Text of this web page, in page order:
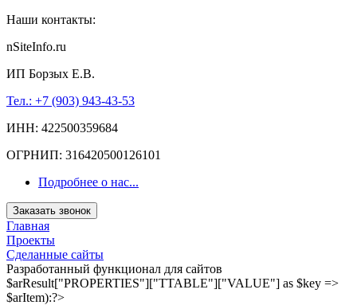
Наши контакты:
nSiteInfo.ru
ИП Борзых Е.В.
Тел.: +7 (903) 943-43-53
ИНН: 422500359684
ОГРНИП: 316420500126101
Подробнее о нас...
Заказать звонок
Главная
Проекты
Сделанные сайты
Разработанный функционал для сайтов
$arResult["PROPERTIES"]["TTABLE"]["VALUE"] as $key =>
$arItem):?>